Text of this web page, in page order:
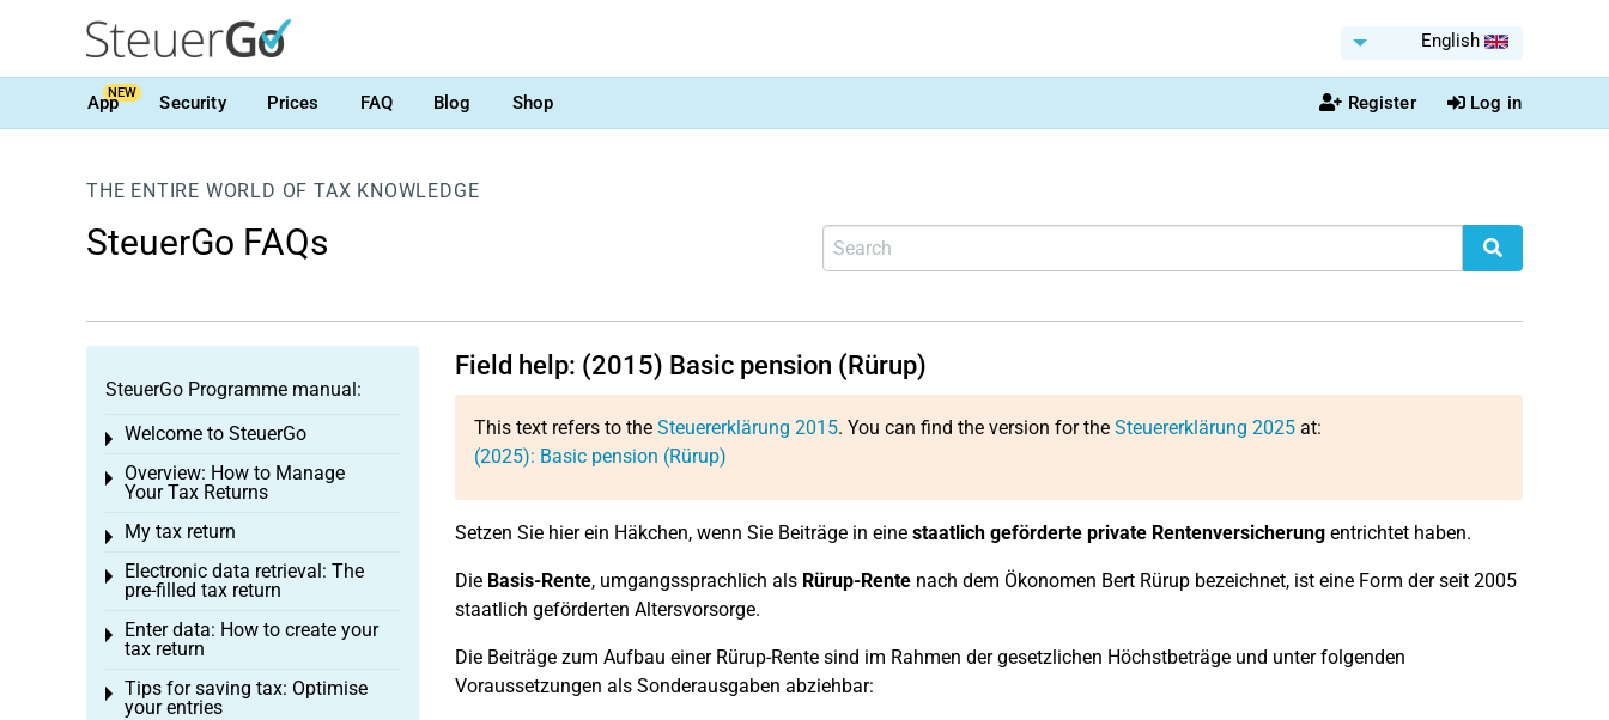
English
AppNEW Security Prices FAQ Blog Shop Register Log in
THE ENTIRE WORLD OF TAX KNOWLEDGE
SteuerGo FAQs
Field help: (2015) Basic pension (Rürup)
This text refers to the Steuererklärung 2015. You can find the version for the Steuererklärung 2025at:
(2025): Basic pension (Rürup)
Setzen Sie hier ein Häkchen, wenn Sie Beiträge in eine staatlich geförderte private Rentenversicherungentrichtet haben.
Die Basis-Rente, umgangssprachlich als Rürup-Rentenach dem Ökonomen Bert Rürup bezeichnet, ist eine Form der seit 2005
staatlich geförderten Altersvorsorge.
Die Beiträge zum Aufbau einer Rürup-Rente sind im Rahmen der gesetzlichen Höchstbeträge und unter folgenden
Voraussetzungen als Sonderausgaben abziehbar:
SteuerGo Programme manual:
Welcome to SteuerGo
Toggle menu
Overview: How to Manage
Your Tax Returns
Toggle menu
My tax return
Toggle menu
Electronic data retrieval: The
pre-filled tax return
Toggle menu
Enter data: How to create your
tax return
Toggle menu
Tips for saving tax: Optimise
your entries
Toggle menu